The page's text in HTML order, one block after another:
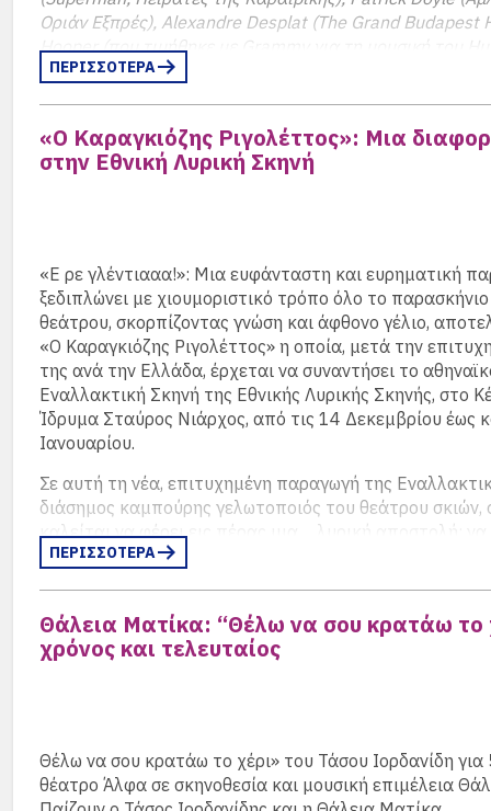
Οριάν Εξπρές), Alexandre Desplat (The Grand Budapest
Hooper (που τιμήθηκε με Grammy για τη μουσική του
δημιουργούν ένα ηχητικό σύμπαν που αναδεικνύει,
ξαναζήσουν τη μαγεία του κόσμου του. Η παραγωγή
φωτισμούς, animation και θεατρικά δρώμενα, σε
ΠΕΡΙΣΣΟΤΕΡΑ
«Ο Καραγκιόζης Ριγολέττος»: Μια
στην Εθνική Λυρική Σκηνή
«Ε ρε γλέντιααα!»: Μια ευφάνταστη και ευρηματική
ξεδιπλώνει με χιουμοριστικό τρόπο όλο το
θεάτρου, σκορπίζοντας γνώση και άφθονο γέλιο,
«Ο Καραγκιόζης Ριγολέττος» η οποία, μετά την
της ανά την Ελλάδα, έρχεται να συναντήσει το
Εναλλακτική Σκηνή της Εθνικής Λυρικής Σκηνής, στο
Ίδρυμα Σταύρος Νιάρχος, από τις 14 Δεκεμβρίου έως
Ιανουαρίου.
Σε αυτή τη νέα, επιτυχημένη παραγωγή της
διάσημος καμπούρης γελωτοποιός του θεάτρου σκιών,
καλείται να φέρει εις πέρας μια… λυρική αποστολή: να
διάσημο καμπούρη της όπερας, τον Ριγολέττο!
ΠΕΡΙΣΣΟΤΕΡΑ
Θάλεια Ματίκα: “Θέλω να σου κρατάω το
χρόνος και τελευταίος
Θέλω να σου κρατάω το χέρι» του Τάσου Ιορδανίδη για
θέατρο Άλφα σε σκηνοθεσία και μουσική επιμέλεια